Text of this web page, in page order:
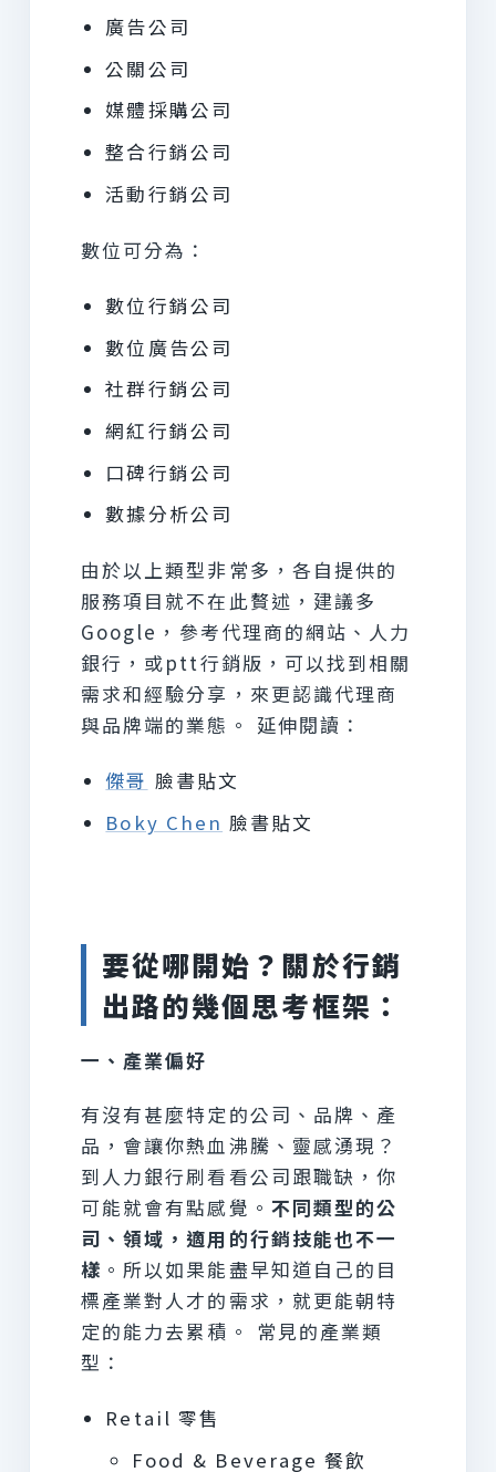
廣告公司
公關公司
媒體採購公司
整合行銷公司
活動行銷公司
數位可分為：
數位行銷公司
數位廣告公司
社群行銷公司
網紅行銷公司
口碑行銷公司
數據分析公司
由於以上類型非常多，各自提供的
服務項目就不在此贅述，建議多
Google，參考代理商的網站、人力
銀行，或ptt行銷版，可以找到相關
需求和經驗分享，來更認識代理商
與品牌端的業態。 延伸閱讀：
傑哥 臉書貼文
Boky Chen 臉書貼文
要從哪開始？關於行銷
出路的幾個思考框架：
一、產業偏好
有沒有甚麼特定的公司、品牌、產
品，會讓你熱血沸騰、靈感湧現？
到人力銀行刷看看公司跟職缺，你
可能就會有點感覺。 不同類型的公
司、領域，適用的行銷技能也不一
樣 。所以如果能盡早知道自己的目
標產業對人才的需求，就更能朝特
定的能力去累積。 常見的產業類
型：
Retail 零售
Food & Beverage 餐飲